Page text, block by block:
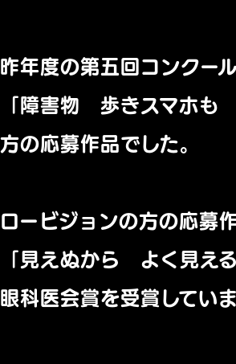
昨年度の第五回コンクー
「障害物 歩きスマホも
方の応募作品でした。
ロービジョンの方の応募
「見えぬから よく見え
眼科医会賞を受賞していま